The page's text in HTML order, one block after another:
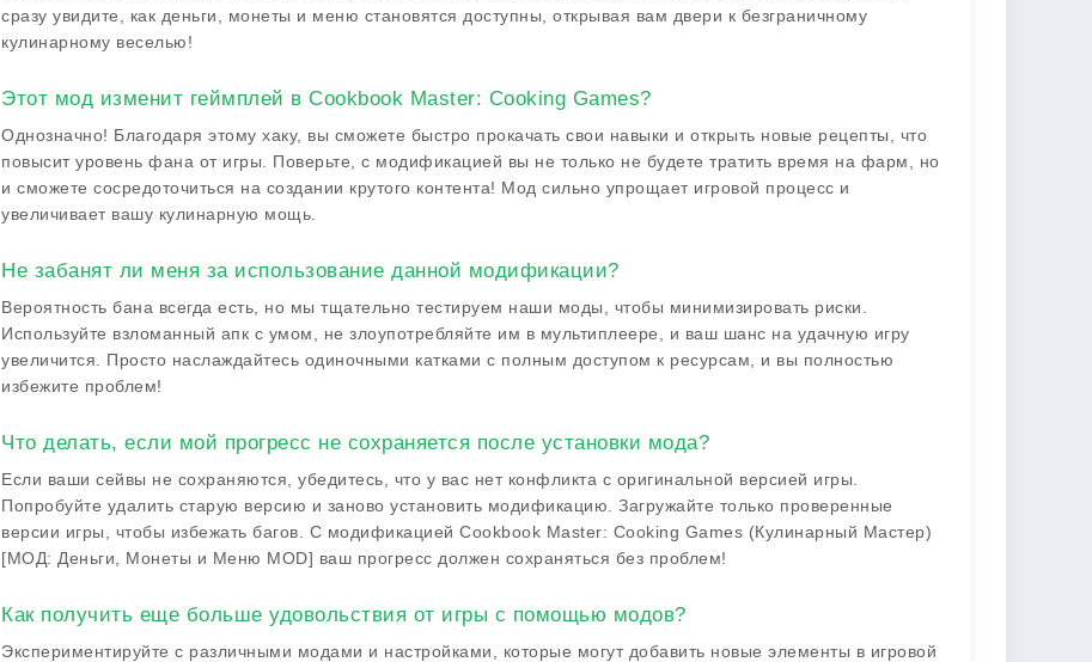
сразу увидите, как деньги, монеты и меню становятся доступны, открывая вам двери к безграничному
кулинарному веселью!
Этот мод изменит геймплей в Cookbook Master: Cooking Games?
Однозначно! Благодаря этому хаку, вы сможете быстро прокачать свои навыки и открыть новые рецепты, что
повысит уровень фана от игры. Поверьте, с модификацией вы не только не будете тратить время на фарм, но
и сможете сосредоточиться на создании крутого контента! Мод сильно упрощает игровой процесс и
увеличивает вашу кулинарную мощь.
Не забанят ли меня за использование данной модификации?
Вероятность бана всегда есть, но мы тщательно тестируем наши моды, чтобы минимизировать риски.
Используйте взломанный апк с умом, не злоупотребляйте им в мультиплеере, и ваш шанс на удачную игру
увеличится. Просто наслаждайтесь одиночными катками с полным доступом к ресурсам, и вы полностью
избежите проблем!
Что делать, если мой прогресс не сохраняется после установки мода?
Если ваши сейвы не сохраняются, убедитесь, что у вас нет конфликта с оригинальной версией игры.
Попробуйте удалить старую версию и заново установить модификацию. Загружайте только проверенные
версии игры, чтобы избежать багов. С модификацией Cookbook Master: Cooking Games (Кулинарный Мастер)
[МОД: Деньги, Монеты и Меню MOD] ваш прогресс должен сохраняться без проблем!
Как получить еще больше удовольствия от игры с помощью модов?
Экспериментируйте с различными модами и настройками, которые могут добавить новые элементы в игровой